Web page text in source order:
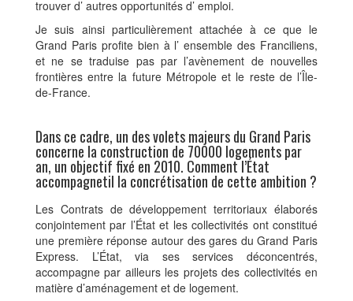
trouver d’ autres opportunités d’ emploi.
Je suis ainsi particulièrement attachée à ce que le
Grand Paris profite bien à l’ ensemble des Franciliens,
et ne se traduise pas par l’avènement de nouvelles
frontières entre la future Métropole et le reste de l’Île-
de-France.
Dans ce cadre, un des volets majeurs du Grand Paris
concerne la construction de 70000 logements par
an, un objectif fixé en 2010. Comment l’État
accompagnetil la concrétisation de cette ambition ?
Les Contrats de développement territoriaux élaborés
conjointement par l’État et les collectivités ont constitué
une première réponse autour des gares du Grand Paris
Express. L’État, via ses services déconcentrés,
accompagne par ailleurs les projets des collectivités en
matière d’aménagement et de logement.